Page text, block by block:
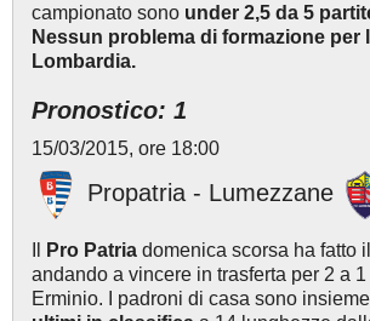
campionato sono under 2,5 da 5
Nessun problema di formazione per
Lombardia.
Pronostico: 1
15/03/2015, ore 18:00
Propatria - Lumezzane
Pro Patria domenica scorsa ha fatto
andando a vincere in trasferta per 2 a
Erminio. I padroni di casa sono